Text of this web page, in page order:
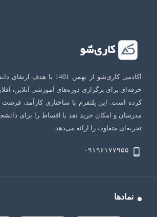
آکادمی کاری‌شو از بهمن 1401
حرفه‌ای برای برگزاری دوره‌های آموزشی آنلاین،
کرده است. این پلتفرم با ساختاری کارآمد، فرصت
مدرسان و امکان خرید نقد یا اقساط را برای
تجربه‌ای متفاوت را ارائه می‌دهد.
۰۹۱۹۶۱۷۷۹۵۵
نمادها